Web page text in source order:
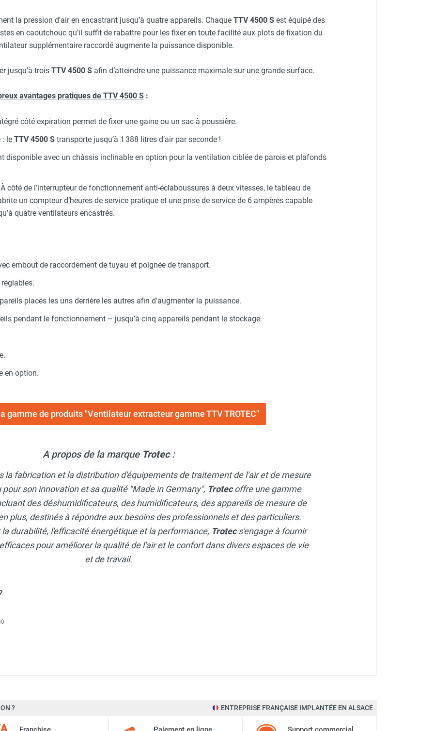
la pression d'air en encastrant jusqu’à quatre appareils. Chaque TTV 4500 S est équipé des
en caoutchouc qu’il suffit de rabattre pour les fixer en toute facilité aux plots de fixation du
supplémentaire raccordé augmente la puissance disponible.
jusqu’à trois TTV 4500 S afin d’atteindre une puissance maximale sur une grande surface.
avantages pratiques de TTV 4500 S :
côté expiration permet de fixer une gaine ou un sac à poussière.
: le TTV 4500 S transporte jusqu’à 1 388 litres d’air par seconde !
disponible avec un châssis inclinable en option pour la ventilation ciblée de parois et plafonds
côté de l’interrupteur de fonctionnement anti-éclaboussures à deux vitesses, le tableau de
un compteur d’heures de service pratique et une prise de service de 6 ampères capable
quatre ventilateurs encastrés.
embout de raccordement de tuyau et poignée de transport.
placés les uns derrière les autres afin d’augmenter la puissance.
pendant le fonctionnement – jusqu’à cinq appareils pendant le stockage.
en option.
gamme de produits "Ventilateur extracteur gamme TTV TROTEC"
A propos de la marque Trotec:
la fabrication et la distribution d'équipements de traitement de l'air et de mesure
pour son innovation et sa qualité "Made in Germany", Trotecoffre une gamme
des déshumidificateurs, des humidificateurs, des appareils de mesure de
plus, destinés à répondre aux besoins des professionnels et des particuliers.
durabilité, l'efficacité énergétique et la performance, Trotecs'engage à fournir
pour améliorer la qualité de l'air et le confort dans divers espaces de vie
et de travail.
électrique monophasé TTV 1500 - TROTEC
? ENTREPRISE FRANÇAISE IMPLANTÉE EN ALSACE